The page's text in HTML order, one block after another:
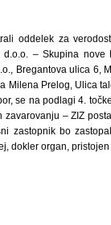
oddelek za
– Skupina
Bregantova ulica 6,
Milena Prelog, Ulica
se na podlagi 4.
– ZIZ
zastopnik bo
dokler organ,